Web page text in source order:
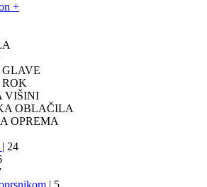
+
VIŠINI
OBLAČILA
OPREMA
| 24
| 5